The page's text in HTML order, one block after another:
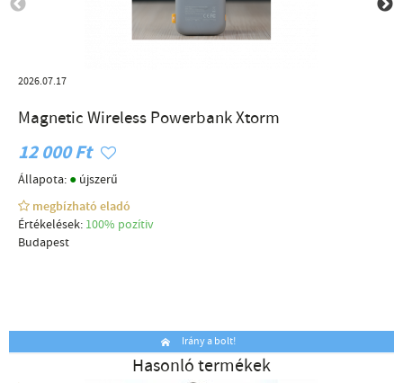
2026.07.17
Magnetic Wireless Powerbank Xtorm
12 000 Ft
Állapota: ● újszerű
megbízható eladó
Értékelések: 100% pozítiv
Budapest
Irány a bolt!
Hasonló termékek